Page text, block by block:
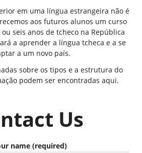
em uma língua estrangeira não é
aos futuros alunos um curso
seis anos de tcheco na República
a aprender a língua tcheca e a se
a um novo país.
sobre os tipos e a estrutura do
podem ser encontradas aqui.
Us
name (required)